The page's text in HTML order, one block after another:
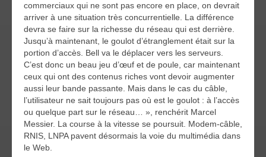
commerciaux qui ne sont pas encore en place, on devrait
arriver à une situation très concurrentielle. La différence
devra se faire sur la richesse du réseau qui est derrière.
Jusqu’à maintenant, le goulot d’étranglement était sur la
portion d’accès. Bell va le déplacer vers les serveurs.
C’est donc un beau jeu d’œuf et de poule, car maintenant
ceux qui ont des contenus riches vont devoir augmenter
aussi leur bande passante. Mais dans le cas du câble,
l’utilisateur ne sait toujours pas où est le goulot : à l’accès
ou quelque part sur le réseau… », renchérit Marcel
Messier. La course à la vitesse se poursuit. Modem-câble,
RNIS, LNPA pavent désormais la voie du multimédia dans
le Web.